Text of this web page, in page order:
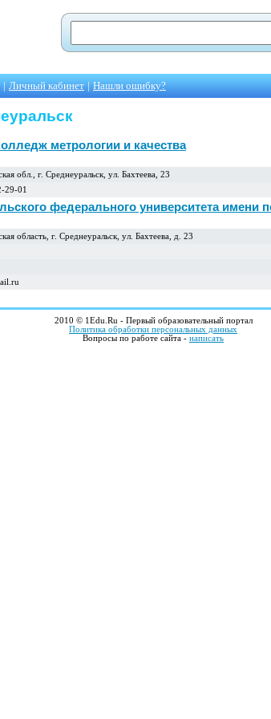
| Личный кабинет | Нашли ошибку?
метрологии и качества
обл., г. Среднеуральск, ул. Бахтеева, 23
29-01
федерального университета имени
область, г. Среднеуральск, ул. Бахтеева, д. 23
2010 © 1Edu.Ru - Первый образовательный портал
Политика обработки персональных данных
Вопросы по работе сайта - написать